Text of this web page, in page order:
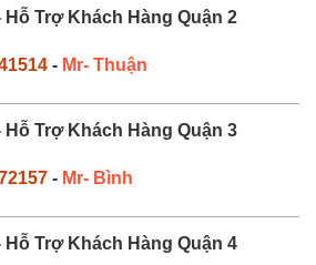
Hỗ Trợ Khách Hàng Quận 2
- Mr- Thuận
Hỗ Trợ Khách Hàng Quận 3
- Mr- Bình
Hỗ Trợ Khách Hàng Quận 4